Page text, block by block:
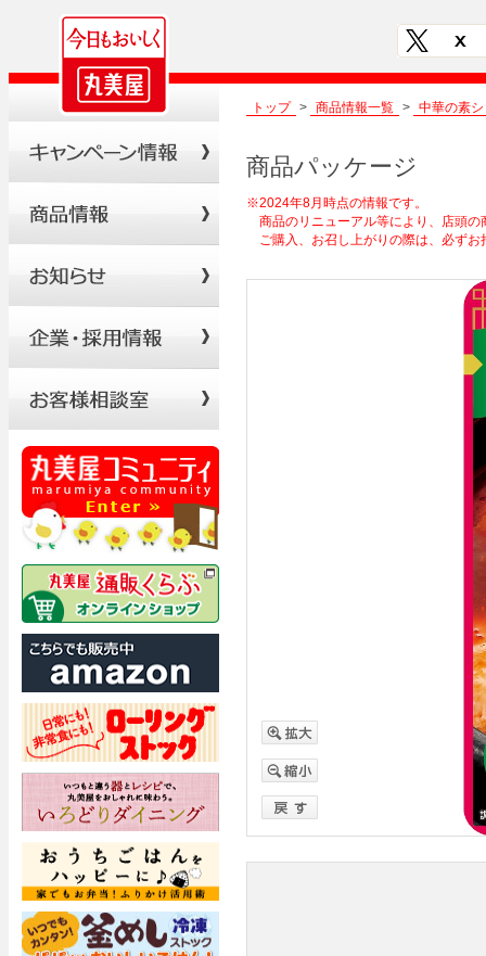
トップ > 商品情報一覧 > 中華の素
商品パッケージ
※2024年8月時点の情報です。
商品のリニューアル等により、店頭の
ご購入、お召し上がりの際は、必ずお